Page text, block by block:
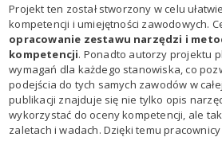
Projekt ten został stworzony w celu
kompetencji i umiejętności zawodowych.
opracowanie zestawu narzędzi i
kompetencji. Ponadto autorzy projektu
wymagań dla każdego stanowiska, co
podejścia do tych samych zawodów w
publikacji znajduje się nie tylko opis
wykorzystać do oceny kompetencji, ale
zaletach i wadach. Dzięki temu